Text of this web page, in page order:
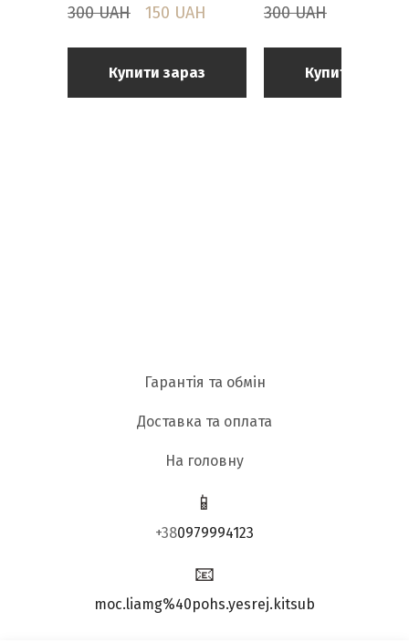
300 UAH 150 UAH
Купити зараз
300 UAH
Купити зараз
Гарантія та обмін
Доставка та оплата
На головну
📱
+380979994123
📧
moc.liamg%40pohs.yesrej.kitsub